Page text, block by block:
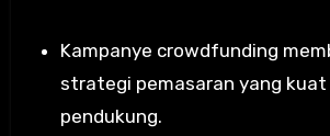
Kampanye crowdfunding
strategi pemasaran yang
pendukung.